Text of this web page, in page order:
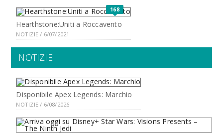
168
Hearthstone:Uniti a Roccavento
NOTIZIE / 6/07/2021
NOTIZIE
Disponibile Apex Legends: Marchio
NOTIZIE / 6/08/2026